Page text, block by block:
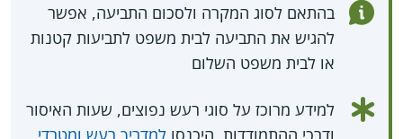
בהתאם לסוג המקרה ולסכום התביעה, אפשר
להגיש את התביעה לבית משפט לתביעות קטנות
או לבית משפט השלום
למידע מרוכז על סוגי רעש נפוצים, שעות האיסור
ודרכי ההתמודדות, היכנסו למדריך רעש ומטרדי